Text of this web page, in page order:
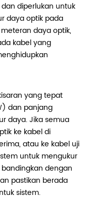
diperlukan untuk
daya optik pada
daya optik,
kabel yang
yang tepat
dan panjang
daya. Jika semua
ke kabel di
atau ke kabel uji
untuk mengukur
dengan
pastikan berada
sistem.